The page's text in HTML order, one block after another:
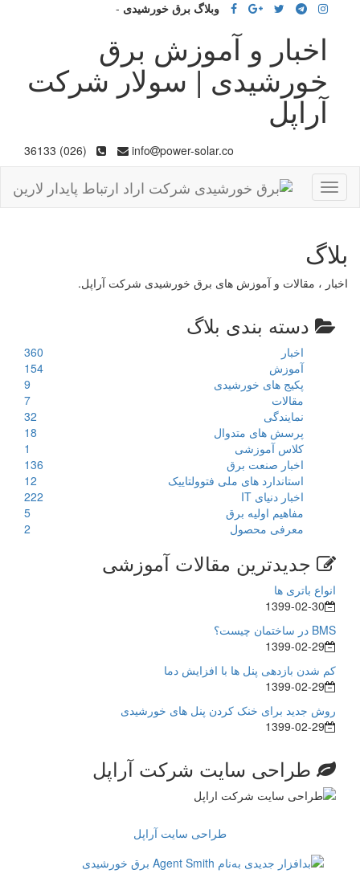
وبلاگ برق خورشیدی -
اخبار و آموزش برق
خورشیدی | سولار شرکت
آراپل
info power-solar.co
(026) 36133
Toggle
navigation
بلاگ
اخبار ، مقالات و آموزش های برق خورشیدی شرکت آراپل.
دسته بندی بلاگ
اخبار
360
آموزش
154
پکیج های خورشیدی
9
مقالات
7
نمایندگی
32
پرسش های متدوال
18
کلاس آموزشی
1
اخبار صنعت برق
136
استاندارد های ملی فتوولتاییک
12
اخبار دنیای IT
222
مفاهیم اولیه برق
5
معرفی محصول
2
جدیدترین مقالات آموزشی
انواع باتری ها
1399-02-30
BMS در ساختمان چیست؟
1399-02-29
کم شدن بازدهی پنل ها با افزایش دما
1399-02-29
روش جدید برای خنک کردن پنل های خورشیدی
1399-02-29
طراحی سایت شرکت آراپل
طراحی سایت آراپل